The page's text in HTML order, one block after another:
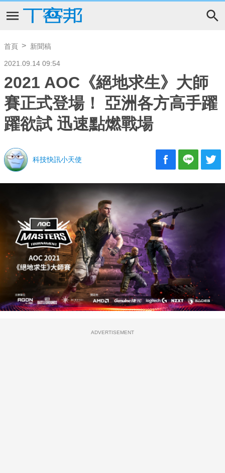
首頁 新聞稿
2021.09.14 09:54
2021 AOC《絕地求生》大師
賽正式登場！ 亞洲各方高手躍
躍欲試 迅速點燃戰場
科技快訊小天使
ADVERTISEMENT